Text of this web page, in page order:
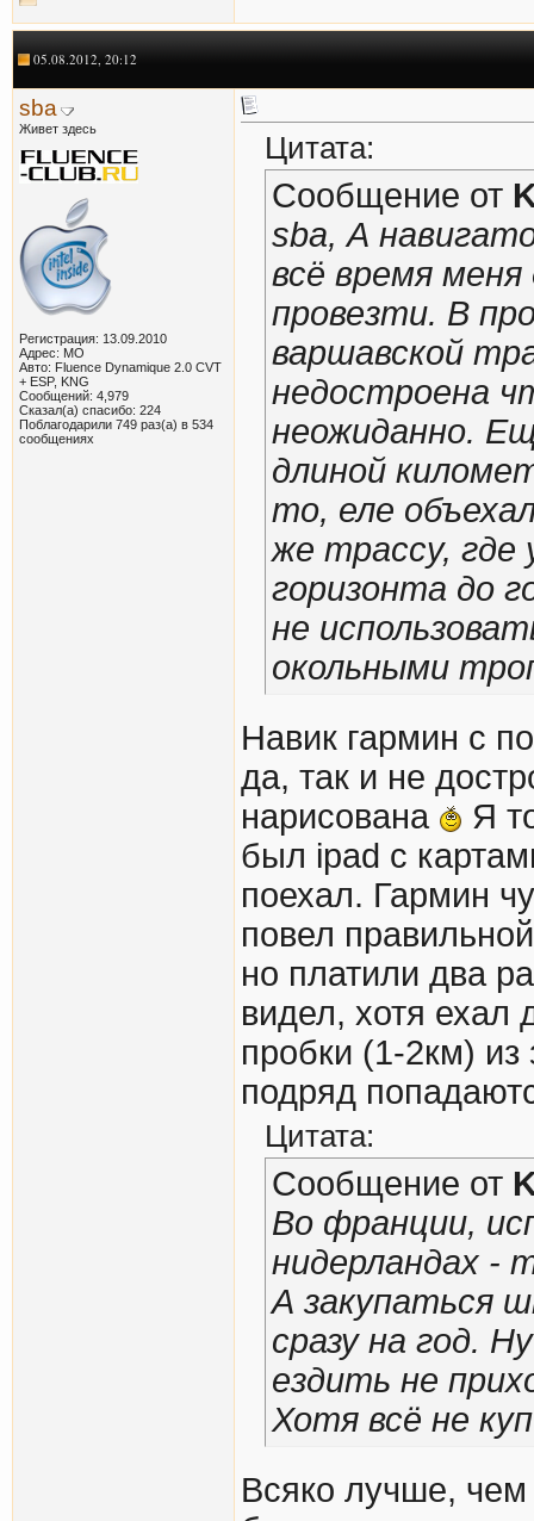
05.08.2012, 20:12
sba
Живет здесь
Регистрация: 13.09.2010
Адрес: МО
Авто: Fluence Dynamique 2.0 CVT
+ ESP, KNG
Сообщений: 4,979
Сказал(а) спасибо: 224
Поблагодарили 749 раз(а) в 534
сообщениях
Цитата:
Сообщение от
sba, А
всё время
провезти. В
варшавской
недостроена
неожиданно.
длиной
то, еле
же трассу, где
горизонта до
не
окольными
Навик гармин с
да, так и не
нарисована
Я
был ipad с
поехал. Гармин
повел
но платили два
видел, хотя
пробки (1-2км) из
подряд
Цитата:
Сообщение от
Во франции,
нидерландах -
А закупаться
сразу на год.
ездить не
Хотя всё не
Всяко лучше,